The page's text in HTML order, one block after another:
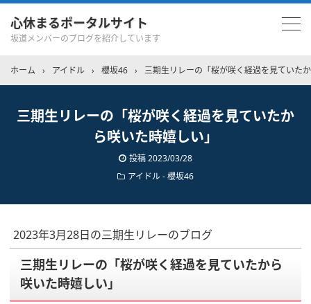
心休まるポータルサイト
坂道メンバーのブログを紹介しています
ホーム › アイドル › 櫻坂46 › 三期生リレーの「桜が咲く経過を見ていた
三期生リレーの「桜が咲く経過を見ていたか
ら咲いた時嬉しい」
投稿2023/03/28
アイドル - 櫻坂46
2023年3月28日の三期生リレーのブログ
三期生リレーの「桜が咲く経過を見ていたから
咲いた時嬉しい」